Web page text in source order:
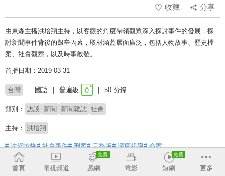
收藏
分享
由東森主播洪培翔主持，以客觀的角度帶領觀眾深入探討事件的發展，探
討新聞事件背後的艱辛內幕，取材涵蓋層面廣泛，包括人物故事、歷史檔
案、社會觀察，以及時事啟發。
首播日期：2019-03-31
台灣 國語 普遍級 50 分鐘
類別： 訪談 新聞 新聞雜誌 社會
主持： 洪培翔
# 法網恢恢# 社會事件# 刑案# 完整版# 深度報導# 命案
首頁 電視頻道 戲劇 電影 短劇 更多